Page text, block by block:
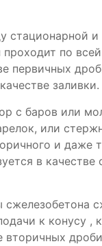
стационарной
по
первичных
заливки.
с баров или
или
и даже
в качестве
к конусу ,
вторичных